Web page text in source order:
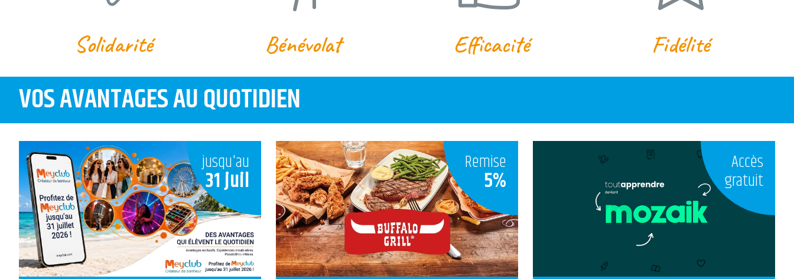
Solidarité Bénévolat Efficacité Fidélité
VOS AVANTAGES AU QUOTIDIEN
jusqu'au
31 juil
Remise
5%
Accès
gratuit